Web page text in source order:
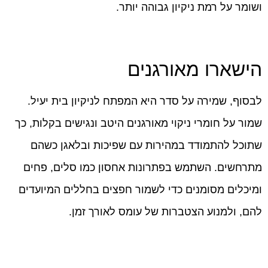
ושומר על רמת ניקיון גבוהה יותר.
הישארו מאורגנים
לבסוף, שמירה על סדר היא המפתח לניקיון בית יעיל.
שמור על חומרי ניקוי מאורגנים היטב ונגישים בקלות, כך
שתוכל להתמודד במהירות עם שפיכות ובלאגן כשהם
מתרחשים. השתמש בפתרונות אחסון כמו סלים, פחים
ומיכלים מסומנים כדי לשמור חפצים בחללים המיועדים
להם, ולמנוע הצטברות של עומס לאורך זמן.